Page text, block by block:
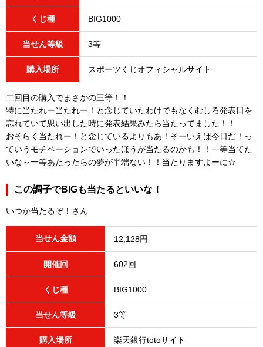
くじ種 BIG1000
当せん等級 3等
購入場所 スポーツくじオフィシャルサイト
二回目の購入でまさかの三等！！
特に当たれー当たれー！と念じていたわけでもなくむしろ発表日を
忘れていて思い出した時に発表結果みたら当たってました！！
おそらく当たれー！と念じているよりもあ！そーいえば今日だ！っ
ていうモチベーションでいったほうが当たるのかも！！一等当てた
いな～一等あたったらの夢が半端ない！！当たりますよーに☆
この調子でBIGも当たるといいな！
いつか当たるぞ！さん
当せん金額 12,128円
開催回 602回
くじ種 BIG1000
当せん等級 3等
購入場所 楽天銀行totoサイト